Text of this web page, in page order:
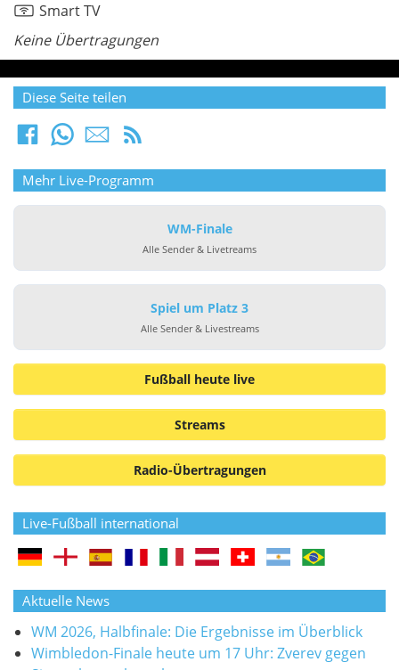
Smart TV
Keine Übertragungen
Diese Seite teilen
Mehr Live-Programm
WM-Finale
Alle Sender & Livetreams
Spiel um Platz 3
Alle Sender & Livestreams
Fußball heute live
Streams
Radio-Übertragungen
Live-Fußball international
Aktuelle News
WM 2026, Halbfinale: Die Ergebnisse im Überblick
Wimbledon-Finale heute um 17 Uhr: Zverev gegen